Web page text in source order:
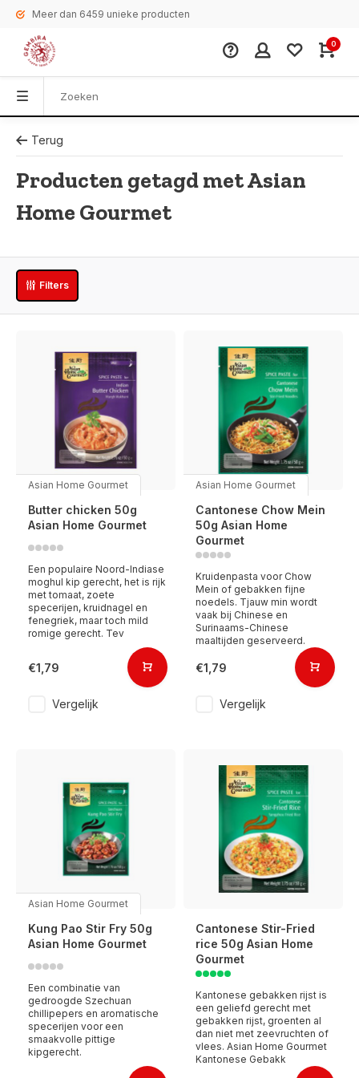
Meer dan 6459 unieke producten
0
Terug
Producten getagd met Asian
Home Gourmet
Filters
Asian Home Gourmet
Butter chicken 50g
Asian Home Gourmet
Een populaire Noord-Indiase
moghul kip gerecht, het is rijk
met tomaat, zoete
specerijen, kruidnagel en
fenegriek, maar toch mild
romige gerecht. Tev
€1,79
Vergelijk
Asian Home Gourmet
Cantonese Chow Mein
50g Asian Home
Gourmet
Kruidenpasta voor Chow
Mein of gebakken fijne
noedels. Tjauw min wordt
vaak bij Chinese en
Surinaams-Chinese
maaltijden geserveerd.
€1,79
Vergelijk
Asian Home Gourmet
Kung Pao Stir Fry 50g
Asian Home Gourmet
Een combinatie van
gedroogde Szechuan
chillipepers en aromatische
specerijen voor een
smaakvolle pittige
kipgerecht.
Cantonese Stir-Fried
rice 50g Asian Home
Gourmet
Kantonese gebakken rijst is
een geliefd gerecht met
gebakken rijst, groenten al
dan niet met zeevruchten of
vlees. Asian Home Gourmet
Kantonese Gebakk